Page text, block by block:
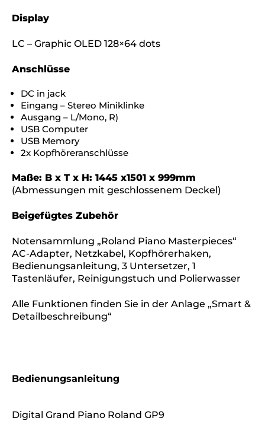
Display
LC – Graphic OLED 128×64 dots
Anschlüsse
DC in jack
Eingang – Stereo Miniklinke
Ausgang – L/Mono, R)
USB Computer
USB Memory
2x Kopfhöreranschlüsse
Maße: B x T x H: 1445 x1501 x 999mm
(Abmessungen mit geschlossenem Deckel)
Beigefügtes Zubehör
Notensammlung „Roland Piano Masterpieces“
AC-Adapter, Netzkabel, Kopfhörerhaken,
Bedienungsanleitung, 3 Untersetzer, 1
Tastenläufer, Reinigungstuch und Polierwasser
Alle Funktionen finden Sie in der Anlage „Smart &
Detailbeschreibung“
Bedienungsanleitung
Digital Grand Piano Roland GP9